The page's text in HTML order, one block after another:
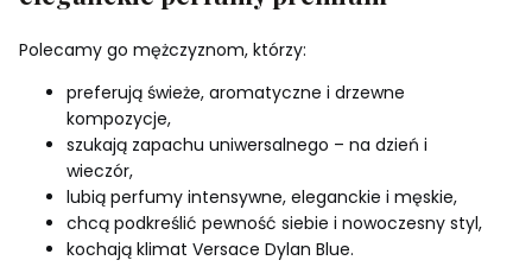
Polecamy go mężczyznom, którzy:
preferują świeże, aromatyczne i drzewne
kompozycje,
szukają zapachu uniwersalnego – na dzień i
wieczór,
lubią perfumy intensywne, eleganckie i męskie,
chcą podkreślić pewność siebie i nowoczesny styl,
kochają klimat Versace Dylan Blue.